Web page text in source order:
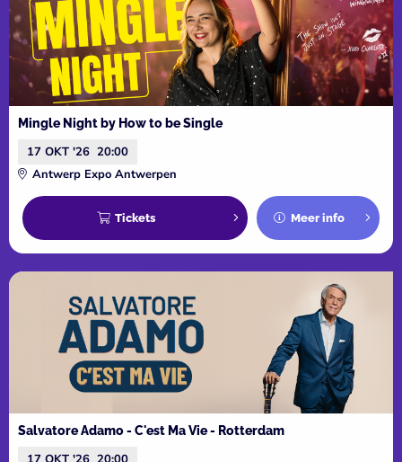
Mingle Night by How to be Single
17 OKT '26 20:00
Antwerp Expo Antwerpen
Tickets Meer info
Salvatore Adamo - C'est Ma Vie - Rotterdam